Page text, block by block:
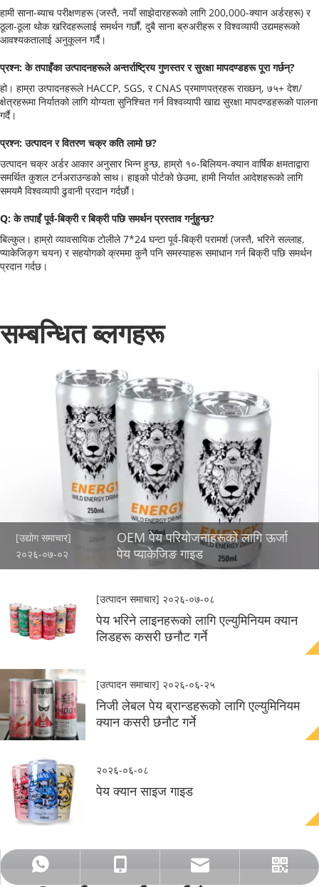
हामी साना-ब्याच परीक्षणहरू (जस्तै, नयाँ साझेदारहरूको लागि 200,000-क्यान अर्डरहरू) र
ठूला-ठूला थोक खरिदहरूलाई समर्थन गर्छौं, दुबै साना ब्रुअरीहरू र विश्वव्यापी उद्यमहरूको
आवश्यकतालाई अनुकूलन गर्दै।
प्रश्न: के तपाइँका उत्पादनहरूले अन्तर्राष्ट्रिय गुणस्तर र सुरक्षा मापदण्डहरू पूरा गर्छन्?
हो। हाम्रा उत्पादनहरूले HACCP, SGS, र CNAS प्रमाणपत्रहरू राख्छन्, ७५+ देश/
क्षेत्रहरूमा निर्यातको लागि योग्यता सुनिश्चित गर्न विश्वव्यापी खाद्य सुरक्षा मापदण्डहरूको पालना
गर्दै।
प्रश्न: उत्पादन र वितरण चक्र कति लामो छ?
उत्पादन चक्र अर्डर आकार अनुसार भिन्न हुन्छ, हाम्रो १०-बिलियन-क्यान वार्षिक क्षमताद्वारा
समर्थित कुशल टर्नअराउन्डको साथ। हाइको पोर्टको छेउमा, हामी निर्यात आदेशहरूको लागि
समयमै विश्वव्यापी ढुवानी प्रदान गर्दछौं।
Q: के तपाइँ पूर्व-बिक्री र बिक्री पछि समर्थन प्रस्ताव गर्नुहुन्छ?
बिल्कुल। हाम्रो व्यावसायिक टोलीले 7*24 घन्टा पूर्व-बिक्री परामर्श (जस्तै, भरिने सल्लाह,
प्याकेजिङ्ग चयन) र सहयोगको क्रममा कुनै पनि समस्याहरू समाधान गर्न बिक्री पछि समर्थन
प्रदान गर्दछ।
सम्बन्धित ब्लगहरू
[उद्योग समाचार]
२०२६-०७-०२
OEM पेय परियोजनाहरूको लागि ऊर्जा
पेय प्याकेजिङ गाइड
[उत्पादन समाचार] २०२६-०७-०८
पेय भरिने लाइनहरूको लागि एल्युमिनियम क्यान
लिडहरू कसरी छनौट गर्ने
[उत्पादन समाचार] २०२६-०६-२५
निजी लेबल पेय ब्रान्डहरूको लागि एल्युमिनियम
क्यान कसरी छनौट गर्ने
२०२६-०६-०८
पेय क्यान साइज गाइड
+८६-८६ 13256715179 ९
+८६-८६ 13256715179 ९
admin@hiuierpack.com